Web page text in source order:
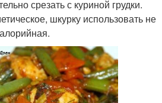
срезать с куриной грудки.
шкурку использовать не